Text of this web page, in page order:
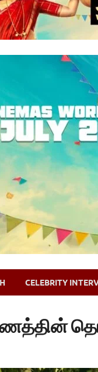
CELEBRITY